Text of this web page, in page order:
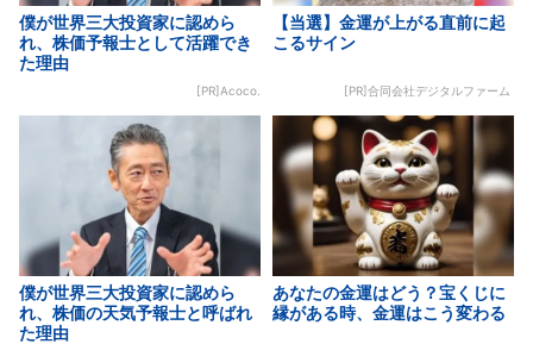
僕が世界三大投資家に認めら
れ、株価予報士として活躍でき
た理由
[PR]Acoco.
【当選】金運が上がる直前に起
こるサイン
[PR]合同会社デジタルファーム
僕が世界三大投資家に認めら
れ、株価の天気予報士と呼ばれ
た理由
あなたの金運はどう？宝くじに
縁がある時、金運はこう変わる